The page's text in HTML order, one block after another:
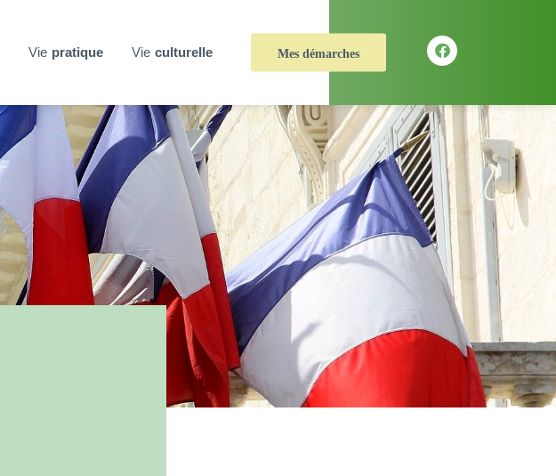
Vie pratique Vie culturelle Mes démarches